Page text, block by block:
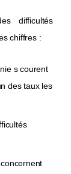
difficultés
chiffres :
s courent
des taux les